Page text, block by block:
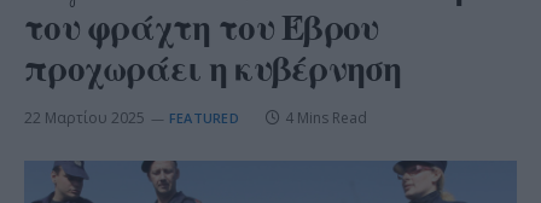
του φράχτη του Έβρου
προχωράει η κυβέρνηση
22 Μαρτίου 2025 FEATURED 4 Mins Read